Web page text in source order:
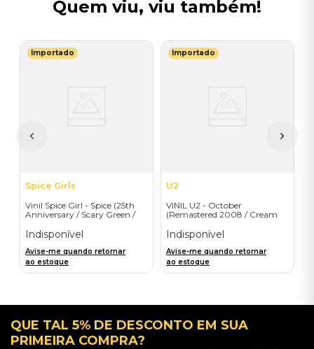
Quem viu, viu também!
Importado
Spice Girls
Vinil Spice Girl - Spice (25th
Anniversary / Scary Green /
Indisponível
Avise-me quando retornar
ao estoque
Importado
U2
VINIL U2 - October
(Remastered 2008 / Cream
Indisponível
Avise-me quando retornar
ao estoque
QUE TAL 5% DE DESCONTO EM SUA
PRIMEIRA COMPRA?